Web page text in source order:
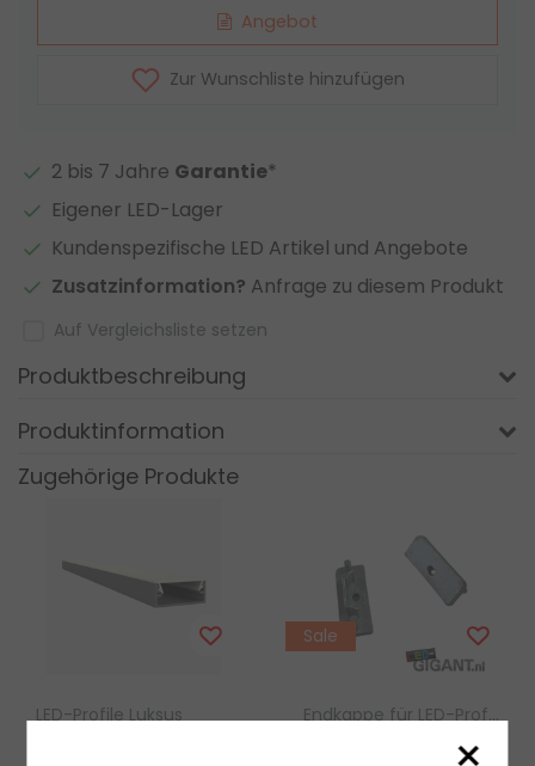
Angebot
Zur Wunschliste hinzufügen
2 bis 7 Jahre Garantie*
Eigener LED-Lager
Kundenspezifische LED Artikel und Angebote
Zusatzinformation? Anfrage zu diesem Produkt
Auf Vergleichsliste setzen
Produktbeschreibung
Produktinformation
Zugehörige Produkte
LED-Profile Luksus
Sale
Endkappe für LED-Profil – Luksus